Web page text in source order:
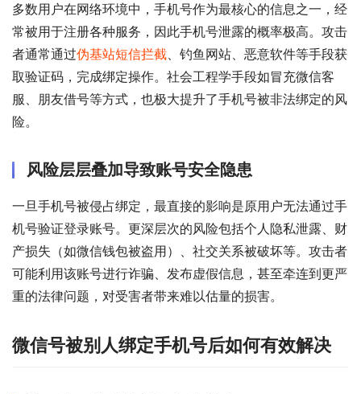
多数用户在网络环境中，手机号作为最核心的信息之一，经
常被用于注册各种服务，因此手机号泄露的概率极高。攻击
者通常通过伪基站短信拦截、钓鱼网站、恶意软件等手段获
取验证码，完成绑定操作。社会工程学手段如冒充微信客
服、朋友借号等方式，也极大提升了手机号被非法绑定的风
险。
风险层层叠加导致账号安全隐患
一旦手机号被侵占绑定，最直接的影响是原用户无法通过手
机号验证登录账号。更深层次的风险包括个人隐私泄露、财
产损失（如微信钱包被盗用）、社交关系被破坏等。攻击者
可能利用该账号进行诈骗、发布虚假信息，甚至牵连到更严
重的法律问题，对受害者带来难以估量的损害。
微信号被别人绑定手机号后如何有效解决